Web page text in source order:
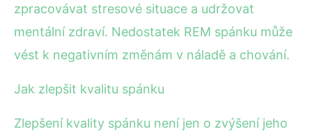
zpracovávat stresové situace a udržovat
mentální zdraví. Nedostatek REM spánku může
vést k negativním změnám v náladě a chování.
Jak zlepšit kvalitu spánku
Zlepšení kvality spánku není jen o zvýšení jeho